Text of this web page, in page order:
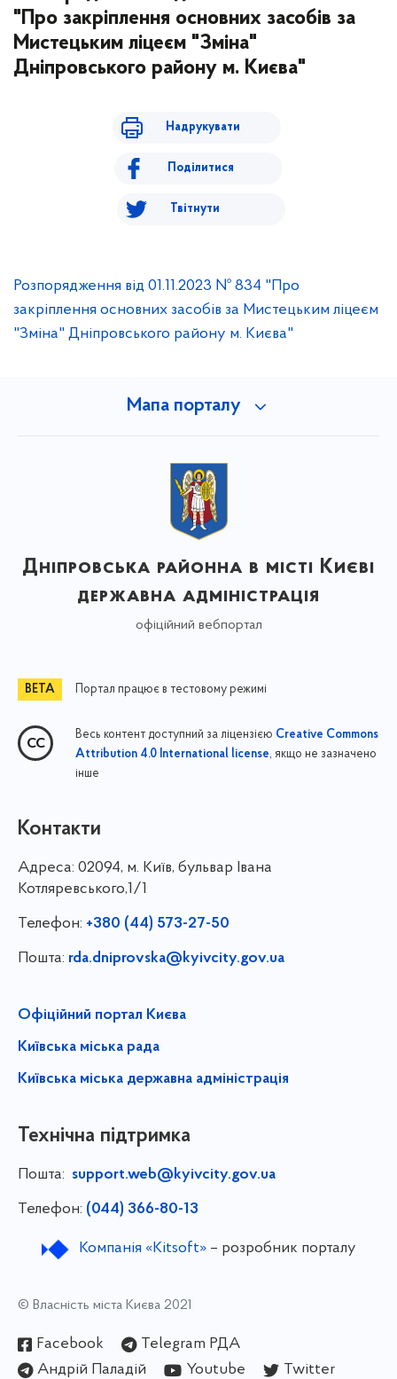
"Про закріплення основних засобів за
Мистецьким ліцеєм "Зміна"
Дніпровського району м. Києва"
Надрукувати
Поділитися
Твітнути
Розпорядження від 01.11.2023 № 834 "Про
закріплення основних засобів за Мистецьким ліцеєм
"Зміна" Дніпровського району м. Києва"
Мапа порталу
Дніпровська районна в місті Києві
державна адміністрація
офіційний вебпортал
Портал працює в тестовому режимі
Весь контент доступний за ліцензією Creative Commons
Attribution 4.0 International license, якщо не зазначено
інше
Контакти
Адреса: 02094, м. Київ, бульвар Івана
Котляревського,1/1
Телефон: +380 (44) 573-27-50
Пошта: rda.dniprovska@kyivcity.gov.ua
Офіційний портал Києва
Київська міська рада
Київська міська державна адміністрація
Технічна підтримка
Пошта: support.web@kyivcity.gov.ua
Телефон: (044) 366-80-13
Компанія «Kitsoft»– розробник порталу
© Власність міста Києва 2021
Facebook
Telegram РДА
Андрій Паладій
Youtube Twitter